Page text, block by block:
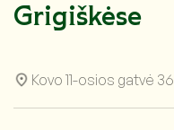
Grigiškėse
Kovo 11-osios gatvė 36